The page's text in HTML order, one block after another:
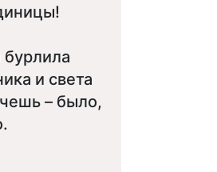
и света
– было,